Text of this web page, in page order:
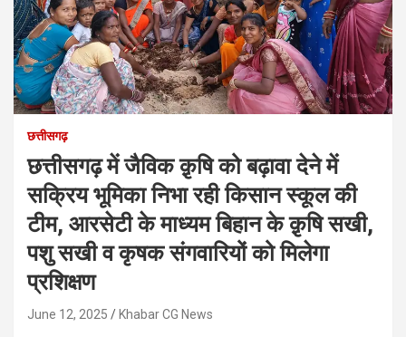
छत्तीसगढ़
छत्तीसगढ़ में जैविक क़ृषि को बढ़ावा देने में
सक्रिय भूमिका निभा रही किसान स्कूल की
टीम, आरसेटी के माध्यम बिहान के क़ृषि सखी,
पशु सखी व कृषक संगवारियों को मिलेगा
प्रशिक्षण
June 12, 2025 Khabar CG News